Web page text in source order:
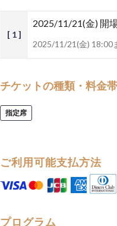
[ 1 ]
2025/11/21(金) 開
2025/11/21(金) 18:00
チケットの種類・料金帯
指定席
ご利用可能支払方法
プログラム